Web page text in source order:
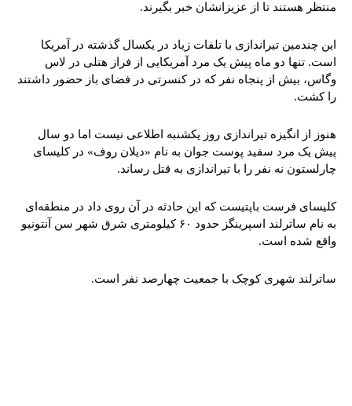
منتظر هستند تا از عزیزانشان خبر بگیرند.
این چندمین تیراندازی با تلفات زیاد در یکسال گذشته در آمریکا
است. تنها دو ماه پیش یک مرد آمریکایی از فراز هتلی در لاس
وگاس، بیش از پنجاه نفر که در کنسرتی در فضای باز حضور داشتند
را کشت.
هنوز از انگیزه تیراندازی روز یکشنبه اطلاعی نیست اما دو سال
پیش یک مرد سفید پوست جوان به نام «دیلان روف» در کلیسای
چارلستون نه نفر را با تیراندازی به قتل رساند.
کلیسای فرست باپتیست که این حادثه در آن روی داد در منطقه‌ای
به نام ساترلند اسپرینگز حدود ۶۰ کیلومتری شرق شهر سن آنتونیو
واقع شده است.
ساترلند شهری کوچک با جمعیت چهارصد نفر است.